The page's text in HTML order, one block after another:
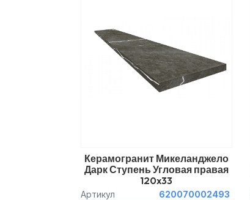
Керамогранит Микеланджело
Дарк Ступень Угловая правая
120x33
Артикул
620070002493